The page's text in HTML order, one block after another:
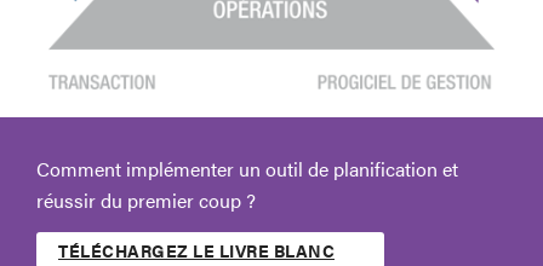
Comment implémenter un outil de planification et
réussir du premier coup ?
TÉLÉCHARGEZ LE LIVRE BLANC